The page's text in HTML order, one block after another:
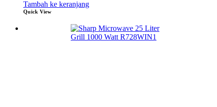
Tambah ke keranjang
Quick View